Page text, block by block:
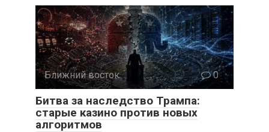
Ближний восток 0
Битва за наследство Трампа:
старые казино против новых
алгоритмов